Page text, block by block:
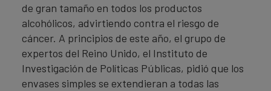
de gran tamaño en todos los productos
alcohólicos, advirtiendo contra el riesgo de
cáncer. A principios de este año, el grupo de
expertos del Reino Unido, el Instituto de
Investigación de Políticas Públicas, pidió que los
envases simples se extendieran a todas las